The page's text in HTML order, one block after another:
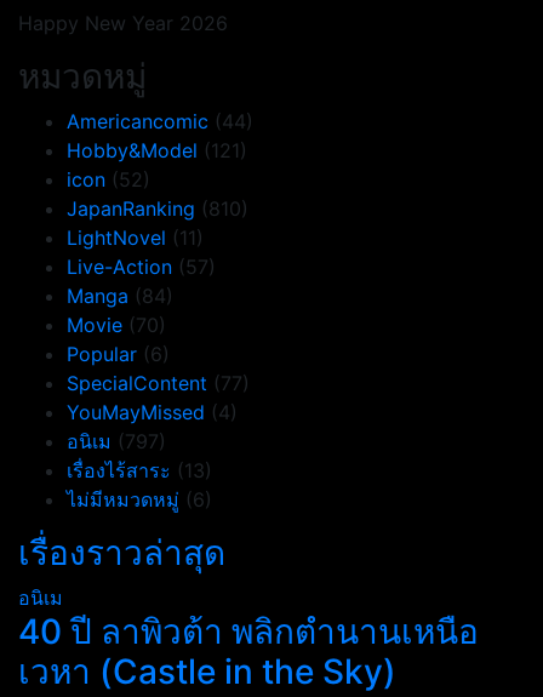
Happy New Year 2026
หมวดหมู่
Americancomic (44)
Hobby&Model (121)
icon (52)
JapanRanking (810)
LightNovel (11)
Live-Action (57)
Manga (84)
Movie (70)
Popular (6)
SpecialContent (77)
YouMayMissed (4)
อนิเม (797)
เรื่องไร้สาระ (13)
ไม่มีหมวดหมู่ (6)
เรื่องราวล่าสุด
อนิเม
40 ปี ลาพิวต้า พลิกตำนานเหนือ
เวหา (Castle in the Sky)